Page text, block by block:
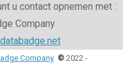
u contact opnemen met :
Company
Company ©2022 -